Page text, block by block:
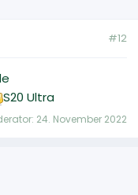
#12
S20 Ultra
24. November 2022